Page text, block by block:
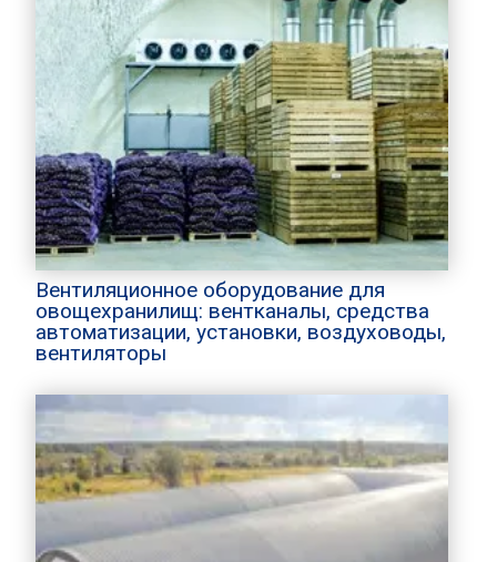
Вентиляционное оборудование для
овощехранилищ: вентканалы, средства
автоматизации, установки, воздуховоды,
вентиляторы